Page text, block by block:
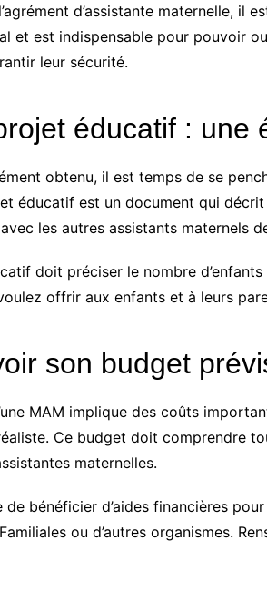
d’assistante maternelle,
et est indispensable pour pouvoir
leur sécurité.
éducatif : une
obtenu, il est temps de se
éducatif est un document qui
les autres assistants maternels
doit préciser le nombre
offrir aux enfants et à leurs
son budget
MAM implique des coûts
Ce budget doit comprendre
maternelles.
de bénéficier d’aides financières
ou d’autres organismes.